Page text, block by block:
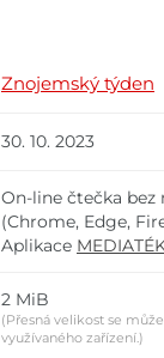
Znojemský týden
30. 10. 2023
On-line čtečka
(Chrome, Edge,
Aplikace
2 MiB
(Přesná velikost se
využívaného zařízení.)